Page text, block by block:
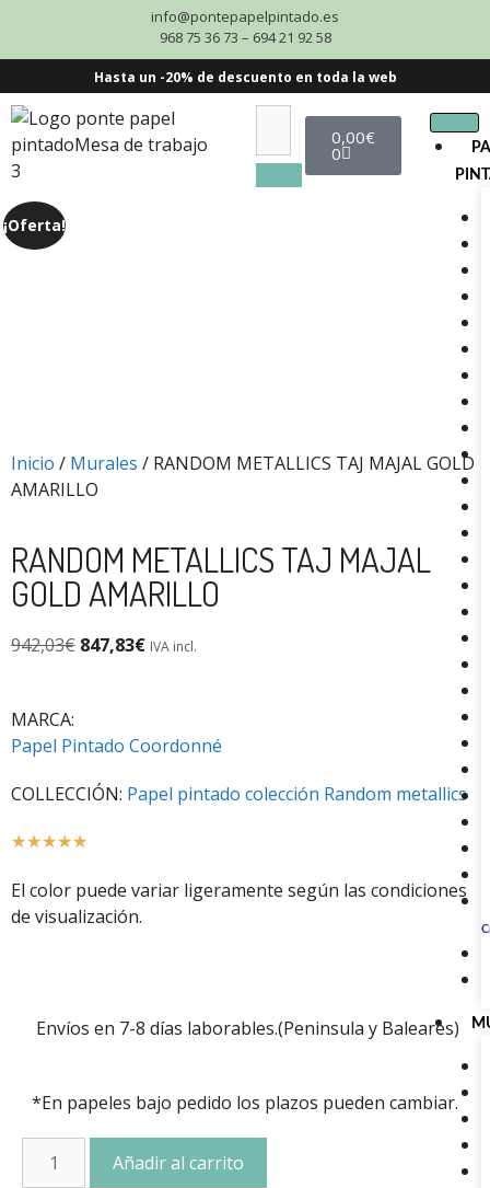
info@pontepapelpintado.es
968 75 36 73 – 694 21 92 58
Hasta un -20% de descuento en toda la web
0,00€
0
¡Oferta!
Inicio / Murales / RANDOM METALLICS TAJ MAJAL GOLD
AMARILLO
RANDOM METALLICS TAJ MAJAL
GOLD AMARILLO
942,03€ 847,83€ IVA incl.
MARCA:
Papel Pintado Coordonné
COLLECCIÓN: Papel pintado colección Random metallics
☆☆☆☆☆
El color puede variar ligeramente según las condiciones
de visualización.
Envíos en 7-8 días laborables.(Peninsula y Baleares)
*En papeles bajo pedido los plazos pueden cambiar.
Añadir al carrito